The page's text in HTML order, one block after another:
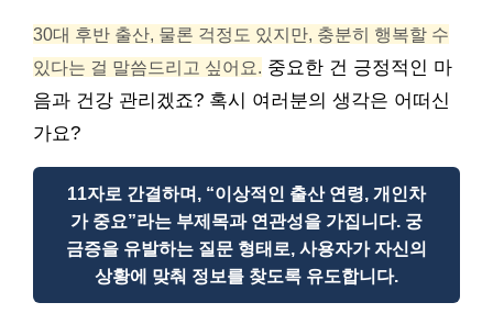
30대 후반 출산, 물론 걱정도 있지만, 충분히 행복할 수
있다는 걸 말씀드리고 싶어요. 중요한 건 긍정적인 마
음과 건강 관리겠죠? 혹시 여러분의 생각은 어떠신
가요?
11자로 간결하며, “이상적인 출산 연령, 개인차
가 중요”라는 부제목과 연관성을 가집니다. 궁
금증을 유발하는 질문 형태로, 사용자가 자신의
상황에 맞춰 정보를 찾도록 유도합니다.